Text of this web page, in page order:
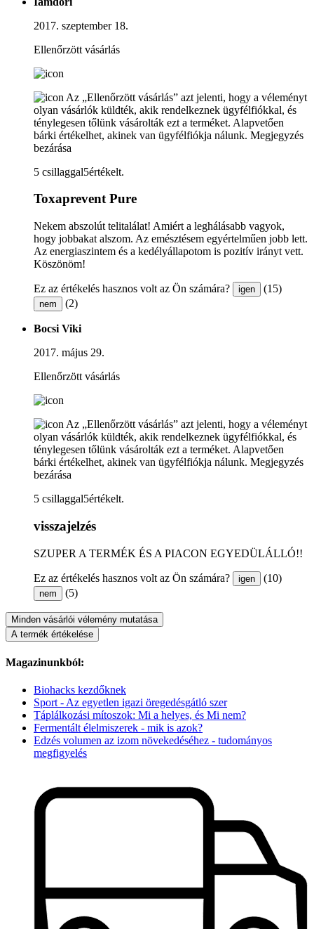
2017. szeptember 18.
Ellenőrzött vásárlás
Az „Ellenőrzött vásárlás” azt jelenti, hogy a véleményt
olyan vásárlók küldték, akik rendelkeznek ügyfélfiókkal, és
ténylegesen tőlünk vásárolták ezt a terméket. Alapvetően
bárki értékelhet, akinek van ügyfélfiókja nálunk. Megjegyzés
bezárása
5 csillaggal5értékelt.
Toxaprevent Pure
Nekem abszolút telitalálat! Amiért a leghálásabb vagyok,
hogy jobbakat alszom. Az emésztésem egyértelműen jobb lett.
Az energiaszintem és a kedélyállapotom is pozitív irányt vett.
Köszönöm!
Ez az értékelés hasznos volt az Ön számára? igen (15)
nem (2)
Bocsi Viki
2017. május 29.
Ellenőrzött vásárlás
Az „Ellenőrzött vásárlás” azt jelenti, hogy a véleményt
olyan vásárlók küldték, akik rendelkeznek ügyfélfiókkal, és
ténylegesen tőlünk vásárolták ezt a terméket. Alapvetően
bárki értékelhet, akinek van ügyfélfiókja nálunk. Megjegyzés
bezárása
5 csillaggal5értékelt.
visszajelzés
SZUPER A TERMÉK ÉS A PIACON EGYEDÜLÁLLÓ!!
Ez az értékelés hasznos volt az Ön számára? igen (10)
nem (5)
Minden vásárlói vélemény mutatása
A termék értékelése
Magazinunkból:
Biohacks kezdőknek
Sport - Az egyetlen igazi öregedésgátló szer
Táplálkozási mítoszok: Mi a helyes, és Mi nem?
Fermentált élelmiszerek - mik is azok?
Edzés volumen az izom növekedéséhez - tudományos
megfigyelés